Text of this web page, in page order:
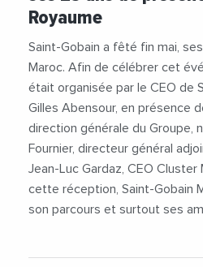
Royaume
Saint-Gobain a fêté fin mai,
Maroc. Afin de célébrer cet
était organisée par le CEO de
Gilles Abensour, en présence
direction générale du Groupe,
Fournier, directeur général
Jean-Luc Gardaz, CEO
cette réception, Saint-Gobain
son parcours et surtout ses